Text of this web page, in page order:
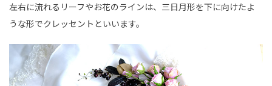
左右に流れるリーフやお花のラインは、三日月形を下に向けたよ
うな形でクレッセントといいます。